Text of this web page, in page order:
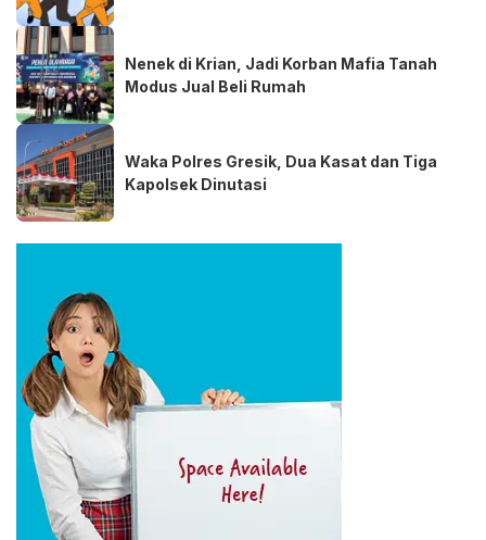
Nenek di Krian, Jadi Korban Mafia Tanah
Modus Jual Beli Rumah
Waka Polres Gresik, Dua Kasat dan Tiga
Kapolsek Dinutasi